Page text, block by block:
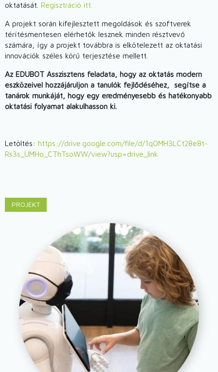
oktatását. Regisztráció itt.
A projekt során kifejlesztett megoldások és szoftverek
térítésmentesen elérhetők lesznek minden résztvevő
számára, így a projekt továbbra is elkötelezett az oktatási
innovációk széles körű terjesztése mellett.
Az EDUBOT Asszisztens feladata, hogy az oktatás modern
eszközeivel hozzájáruljon a tanulók fejlődéséhez, segítse a
tanárok munkáját, hogy egy eredményesebb és hatékonyabb
oktatási folyamat alakulhasson ki.
Letöltés: https://drive.google.com/file/d/1qOMH3LCt28e8t-
Rs3s_UMHo_CThTsoWW/view?usp=drive_link
PROJEKT